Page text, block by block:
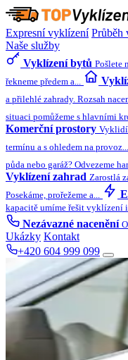
Expresní vyklízení Průběh
Naše služby
Vyklízení bytů Pošlete
řekneme předem a...
a přilehlé zahrady. Rozsah
situaci pomůžeme s hlavními
Komerční prostory
termínu a s ohledem na
půda nebo garáž? Odvezeme
Vyklízení zahrad Zarostlá
Posekáme, prořežeme a...
kapacitě umíme řešit vyklízení
Nezávazné nacenění
Ukázky Kontakt
+420 604 999 099